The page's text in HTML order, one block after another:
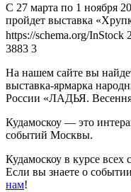
С 27 марта по 1 ноября
пройдет выставка
https://schema.org/InStock
3883 3
На нашем сайте вы
выставка-ярмарка
России «ЛАДЬЯ.
Кудамоскоу — это
событий Москвы.
Кудамоскоу в курсе
Если вы знаете о
нам!